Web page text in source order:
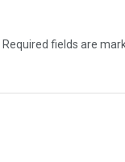
Required fields are